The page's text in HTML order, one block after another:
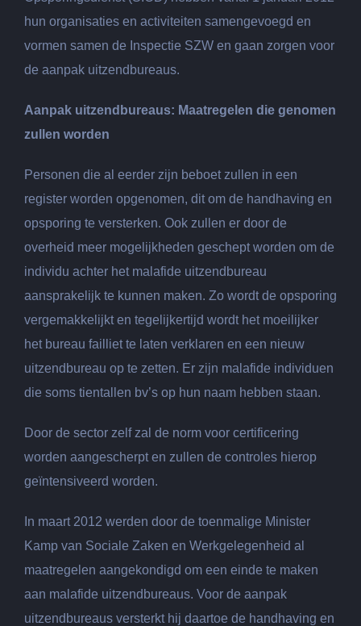
hun organisaties en activiteiten samengevoegd en
vormen samen de Inspectie SZW en gaan zorgen voor
de aanpak uitzendbureaus.
Aanpak uitzendbureaus: Maatregelen die genomen
zullen worden
Personen die al eerder zijn beboet zullen in een
register worden opgenomen, dit om de handhaving en
opsporing te versterken. Ook zullen er door de
overheid meer mogelijkheden geschept worden om de
individu achter het malafide uitzendbureau
aansprakelijk te kunnen maken. Zo wordt de opsporing
vergemakkelijkt en tegelijkertijd wordt het moeilijker
het bureau failliet te laten verklaren en een nieuw
uitzendbureau op te zetten. Er zijn malafide individuen
die soms tientallen bv’s op hun naam hebben staan.
Door de sector zelf zal de norm voor certificering
worden aangescherpt en zullen de controles hierop
geïntensiveerd worden.
In maart 2012 werden door de toenmalige Minister
Kamp van Sociale Zaken en Werkgelegenheid al
maatregelen aangekondigd om een einde te maken
aan malafide uitzendbureaus. Voor de aanpak
uitzendbureaus versterkt hij daartoe de handhaving en